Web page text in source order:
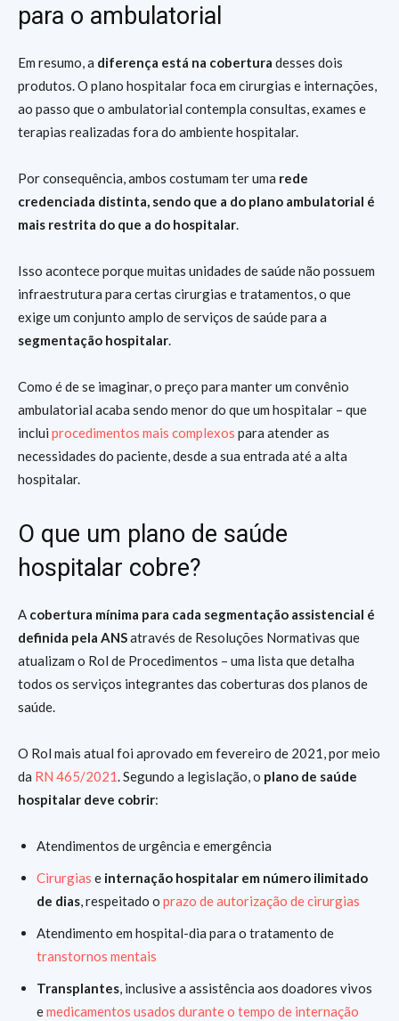
para o ambulatorial
Em resumo, a diferença está na cobertura desses dois
produtos. O plano hospitalar foca em cirurgias e internações,
ao passo que o ambulatorial contempla consultas, exames e
terapias realizadas fora do ambiente hospitalar.
Por consequência, ambos costumam ter uma rede
credenciada distinta, sendo que a do plano ambulatorial é
mais restrita do que a do hospitalar
Isso acontece porque muitas unidades de saúde não possuem
infraestrutura para certas cirurgias e tratamentos, o que
exige um conjunto amplo de serviços de saúde para a
segmentação hospitalar
Como é de se imaginar, o preço para manter um convênio
ambulatorial acaba sendo menor do que um hospitalar – que
inclui procedimentos mais complexos para atender as
necessidades do paciente, desde a sua entrada até a alta
hospitalar.
O que um plano de saúde
hospitalar cobre?
A cobertura mínima para cada segmentação assistencial é
definida pela ANSatravés de Resoluções Normativas que
atualizam o Rol de Procedimentos – uma lista que detalha
todos os serviços integrantes das coberturas dos planos de
saúde.
O Rol mais atual foi aprovado em fevereiro de 2021, por meio
da RN 465/2021 . Segundo a legislação, o plano de saúde
hospitalar deve cobrir:
Atendimentos de urgência e emergência
Cirurgias e internação hospitalar em número ilimitado
de dias , respeitado o prazo de autorização de cirurgias
Atendimento em hospital-dia para o tratamento de
transtornos mentais
Transplantes , inclusive a assistência aos doadores vivos
emedicamentos usados durante o tempo de internação